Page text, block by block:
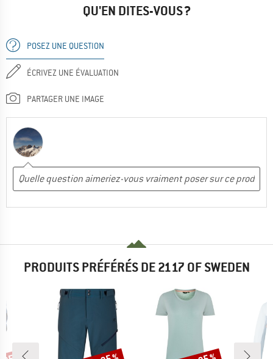
QU'EN DITES-VOUS ?
POSEZ UNE QUESTION
ÉCRIVEZ UNE ÉVALUATION
PARTAGER UNE IMAGE
PRODUITS PRÉFÉRÉS DE 2117 OF SWEDEN